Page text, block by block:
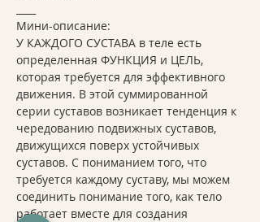
Мини-описание:
У КАЖДОГО СУСТАВА в теле есть
определенная ФУНКЦИЯ и ЦЕЛЬ,
которая требуется для эффективного
движения. В этой суммированной
серии суставов возникает тенденция к
чередованию подвижных суставов,
движущихся поверх устойчивых
суставов. С пониманием того, что
требуется каждому суставу, мы можем
соединить понимание того, как тело
работает вместе для создания